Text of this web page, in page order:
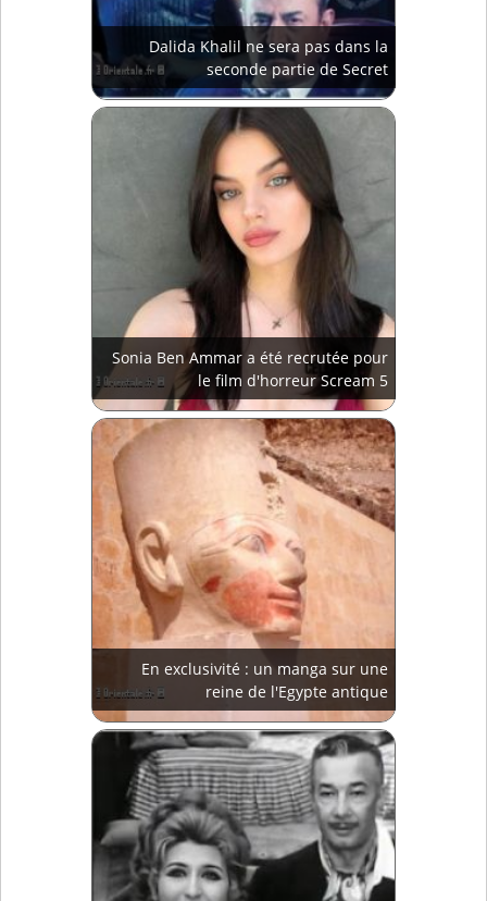
Dalida Khalil ne sera pas dans la
seconde partie de Secret
Sonia Ben Ammar a été recrutée pour
le film d'horreur Scream 5
En exclusivité : un manga sur une
reine de l'Egypte antique